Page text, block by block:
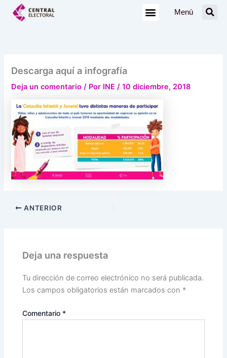
Menú
Descarga aquí a infografía
Deja un comentario / Por INE/10 diciembre, 2018
ANTERIOR
Deja una respuesta
Tu dirección de correo electrónico no será publicada.
Los campos obligatorios están marcados con *
Comentario *